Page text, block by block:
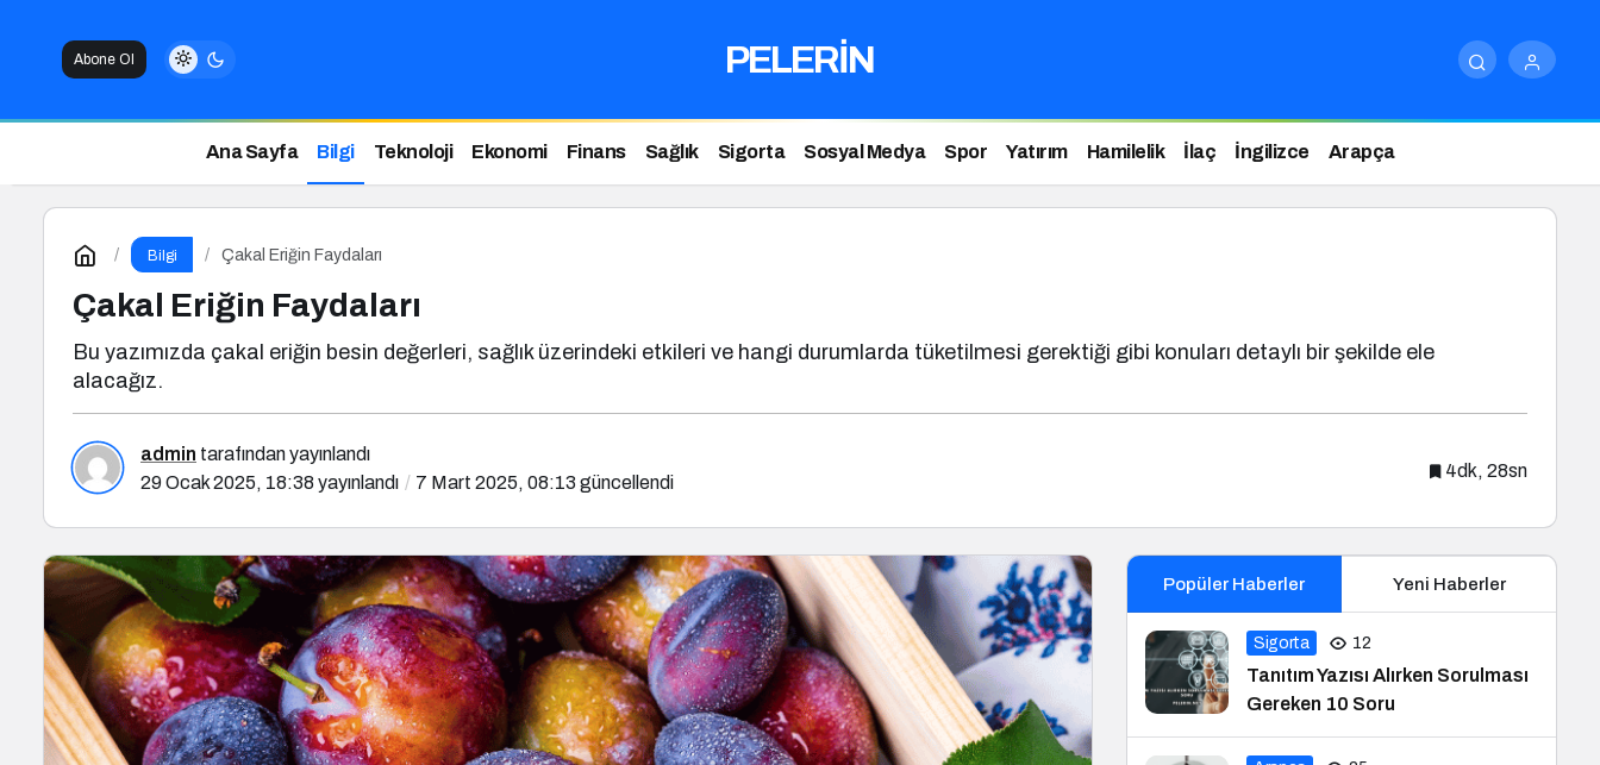
Abone Ol PELERİN
Ana Sayfa Bilgi Teknoloji Ekonomi Finans Sağlık Sigorta Sosyal Medya Spor Yatırım Hamilelik İlaç İngilizce Arapça
Bilgi Çakal Eriğin Faydaları
Çakal Eriğin Faydaları
Bu yazımızda çakal eriğin besin değerleri, sağlık üzerindeki etkileri ve hangi durumlarda tüketilmesi gerektiği gibi konuları detaylı bir şekilde ele
alacağız.
admin tarafından yayınlandı
29 Ocak 2025, 18:38 yayınlandı 7 Mart 2025, 08:13 güncellendi
4dk, 28sn
Popüler Haberler Yeni Haberler
Sigorta 12
Tanıtım Yazısı Alırken Sorulması
Gereken 10 Soru